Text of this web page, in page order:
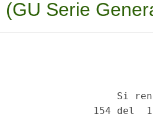
(GU Serie